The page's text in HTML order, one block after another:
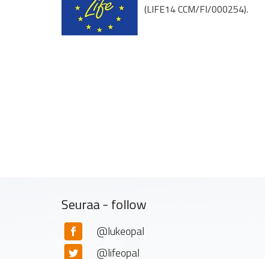
(LIFE14 CCM/FI/000254).
Seuraa - follow
@lukeopal
@lifeopal